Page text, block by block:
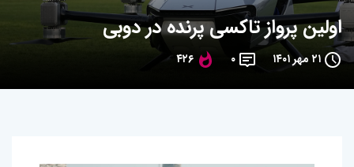
اولین پرواز تاکسی پرنده در دوبی
۲۱ مهر ۱۴۰۱ ۰ ۴۲۶